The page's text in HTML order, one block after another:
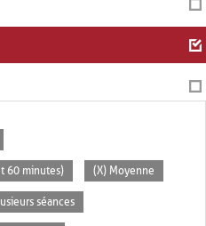
60 minutes) (X) Moyenne
séances